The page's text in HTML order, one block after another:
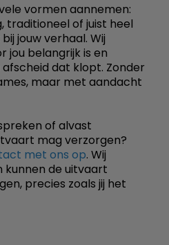
vormen aannemen:
traditioneel of juist heel
jouw verhaal. Wij
jou belangrijk is en
dat klopt. Zonder
maar met aandacht
of alvast
mag verzorgen?
met ons op. Wij
kunnen de uitvaart
precies zoals jij het